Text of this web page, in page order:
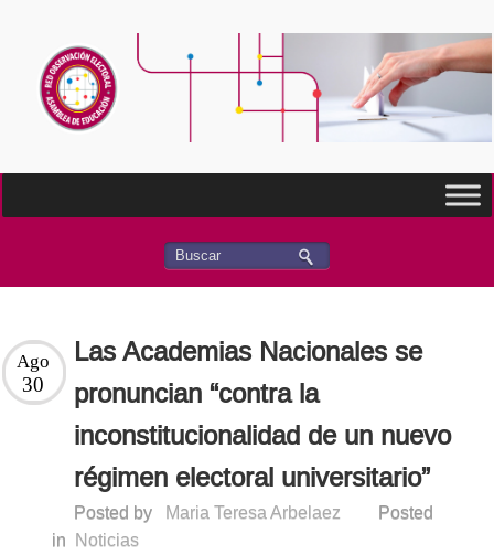
Las Academias Nacionales se
pronuncian “contra la
inconstitucionalidad de un nuevo
régimen electoral universitario”
Ago
30
Posted by Maria Teresa Arbelaez
Posted
in
Noticias